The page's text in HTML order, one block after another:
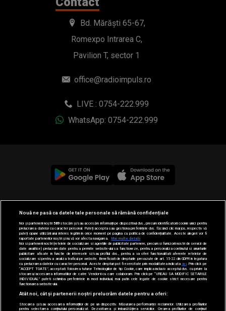
Bd. Mărăști 65-67,
Romexpo Intrarea C,
Pavilion T, sector 1
office@radioimpuls.ro
LIVE : 0754-222.999
WhatsApp: 0754-222.999
© 2019-2026 DOGAN MEDIA INTERNATIONAL SA, Toate
drepturile rezervate.
Nouă ne pasă ca datele tale personale să rămână confidențiale
Noi și partenerii noștri589stocăm și/sau accesăm informații pe dispozitivul dvs., precum identificatorii cookie unici pentru
prelucrarea datelor cu caracter personal. Puteți accepta sau gestiona preferințele dvs. făcând clic mai jos, respectiv vă
puteți opune utilizării unui interes legitim în orice moment pe pagina cu politica de confidențialitate. Aceste alegeri vor fi
raportate partenerilor noștri și nu vă vor afecta navigarea.
Mai multe detalii
Noi si partenerii nostri (retelele de socializare si agentiile de publicitate partenere, precum si furnizorii nostri de servicii de
date analitice) prelucram date pentru a permite website-ului sa functioneze, pentru a personaliza continutul si anunturile
publicitare afisate in functie de interesele si/sau profilul dvs., pentru a va oferi functionalitati aferente retelelor de
socializare si pentru a analiza traficul pe website. Beneficiati de drepturile prevazute de art. 15-22 din GDPR in legatura
cu prelucrarea datelor cu caracter personal. Aceste drepturi pot fi exercitate prin modalitatea indicataaici . Prin click pe
“ACCEPT TOATE”, acceptati folosirea tuturor Tehnologiilor de tip Cookie, care implica inclusiv acceptul dvs. cu privire la
stocarea/accesarea informatiilor de catre Vendor-ii cu care colaboram. Prin click pe “VREAU SA MODIFIC SETARILE
INDIVIDUAL” puteti schimba preferintele in mod individual, mai putin cele legate de cookie strict necesare pentru
functionarea website-ului.
Atât noi, cât și partenerii noștri prelucrăm datele pentru a oferi:
Stocarea și/sau accesarea informațiilor de pe un dispozitiv. Măsurarea performanței reclamelor. Utilizarea profilurilor
pentru selectarea conținutului personalizat. Dezvoltarea și îmbunătățirea serviciilor. Crearea profilurilor de conținut